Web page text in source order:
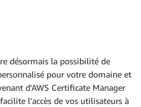
désormais la possibilité de
pour votre domaine et
d'AWS Certificate Manager
l'accès de vos utilisateurs à